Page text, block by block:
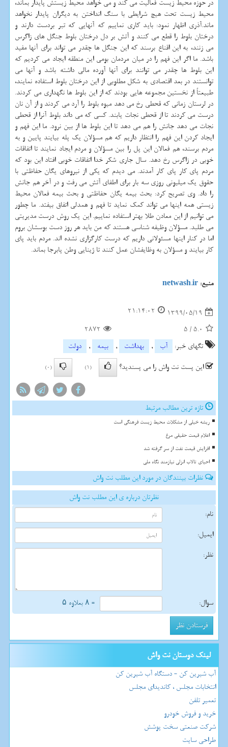
در حوزه محیط زیست فعالیت می کند و می خواهد محیط زیستش پایدار بماند،
محیط زیست تحت هیچ شرایطی با سنگ انداختن به دیگران پایدار نخواهد
ماند.آذری اظهار نمود: باید کاری نماییم که آنهایی که تبر بردست دارند و
درختان بلوط را قطع می کنند و آتش بر دل درختان بلوط جنگل های زاگرس
می زنند، به این اقناع برسند که این جنگل ها چقدر می تواند برای آنها مفید
باشد. ما اگر این فهم را در میان مردمان بومی این منطقه ایجاد می کردیم که
این بلوط ها چقدر می توانند برای آنها آورده مالی داشته باشد و آنها می
توانستند در بعد اقتصادی به شکل مطلوبی از این درختان بلوط استفاده نمایند،
طبیعتاً از نخستین مجموعه هایی بودند که از این بلوط ها نگهداری می کردند.
در لرستان زمانی که قحطی رخ می دهد میوه بلوط را آرد می کردند و از آن نان
درست می کردند تا از قحطی نجات یابند. کسی که می داند بلوط آنرا از قحطی
نجات می دهد جانش را هم می دهد تا این بلوط ها از بین نرود. ما این فهم و
ایجاد کردن این فهم را انتظار داریم که هم مسؤلان یک پله بیایند پایین و به
مردم برسند، هم فعالان این پل را بین مسؤلان و مردم ایجاد نمایند تا اتفاقات
خوبی در زاگرس رخ دهد. سال جاری شکر خدا اتفاقات خوبی افتاد این بود که
مردم پای کار پای کار آمدند. می دیدم که یکی از نیروهای یگان حفاظتی با
حقوق یک میلیونی روزی سه بار برای اطفای آتش می رفت و در آخر هم جانش
را داد. وی تصریح کرد: بحث بیمه یگان حفاظتی و بحث بیمه فعالان محیط
زیستی همه اینها می تواند کمک نماید تا فهم و همدلی اتفاق بیفتد. ما چطور
می توانیم از این معادن طلا بهتر استفاده نماییم. این یک روش درست مدیریتی
می طلبد. مسؤلان وظیفه شناسی هستند که من باید هر روز دست بوسشان بروم
اما در کنار اینها مسئولانی داریم که درست کارگزاری نشده اند. مردم باید پای
کار بیایند و مسؤلان به وظایفشان عمل کنند تا ژینایی وطن پابرجا بماند.
منبع: netwash.ir
1399/05/19
21:14:02
5.0
/
5
2872
تگهای خبر:
آب , بهداشت , بیمه ,
دولت
این پست نت واش را می پسندید؟
(1)
(0)
تازه ترین مطالب مرتبط
ریشه خیلی از مشکلات محیط زیست فرهنگی است
اعلام قیمت حقیقی مرغ
افزایش قیمت نفت از سر گرفته شد
احیای تالاب انزلی نیازمند نگاه ملی
نظرات بینندگان در مورد این مطلب نت واش
نظرتان درباره ی این مطلب نت واش
نام:
ایمیل:
نظر:
سوال: = ۸ بعلاوه ۵
لینک دوستان نت واش
آب شیرین کن - دستگاه آب شیرین کن
انتخابات مجلس ، کاندیدای مجلس
تعمیر تلفن
خرید و فروش خودرو
شرکت صنعتی سخت پوشش
طراحی سایت